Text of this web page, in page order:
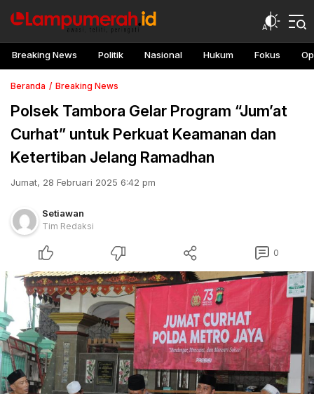
Breaking News Politik Nasional Hukum Fokus
Beranda Breaking News
Polsek Tambora Gelar Program “Jum’at
Curhat” untuk Perkuat Keamanan dan
Ketertiban Jelang Ramadhan
Jumat, 28 Februari 2025 6:42 pm
Setiawan
Tim Redaksi
0